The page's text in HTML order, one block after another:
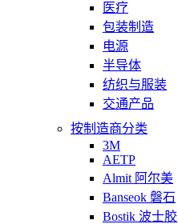
医疗
包装制造
电源
半导体
纺织与服装
交通产品
按制造商分类
3M
AETP
Almit 阿尔美
Banseok 磐石
Bostik 波士胶